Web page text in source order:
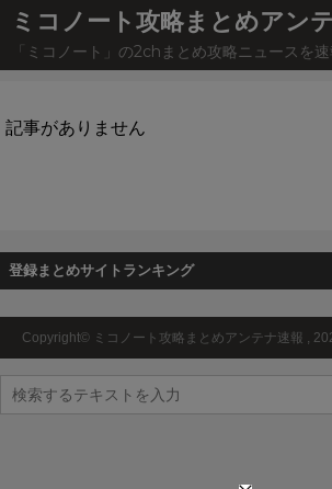
ミコノート攻略まとめアン
「ミコノート」の2chまとめ攻略ニュースを
記事がありません
登録まとめサイトランキング
Copyright© ミコノート攻略まとめアンテナ速報 ,